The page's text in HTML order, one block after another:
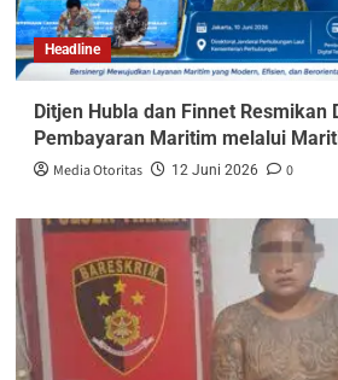
Headline
Ditjen Hubla dan Finnet Resmikan
Pembayaran Maritim melalui
Media Otoritas 12 Juni 2026 0